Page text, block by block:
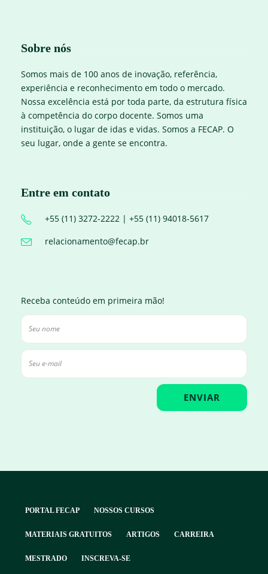
Sobre nós
Somos mais de 100 anos de inovação, referência,
experiência e reconhecimento em todo o mercado.
Nossa excelência está por toda parte, da estrutura física
à competência do corpo docente. Somos uma
instituição, o lugar de idas e vidas. Somos a FECAP. O
seu lugar, onde a gente se encontra.
Entre em contato
+55 (11) 3272-2222 | +55 (11) 94018-5617
relacionamento@fecap.br
Receba conteúdo em primeira mão!
PORTAL FECAP NOSSOS CURSOS
MATERIAIS GRATUITOS ARTIGOS CARREIRA
MESTRADO INSCREVA-SE